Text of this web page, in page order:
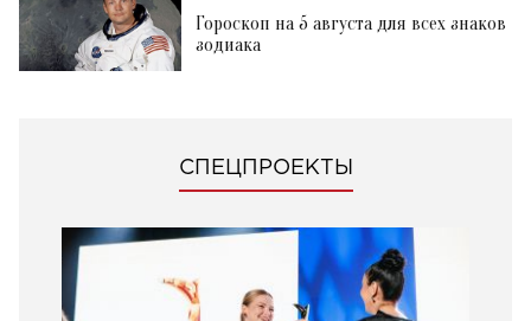
Гороскоп на 5 августа для всех знаков
зодиака
СПЕЦПРОЕКТЫ